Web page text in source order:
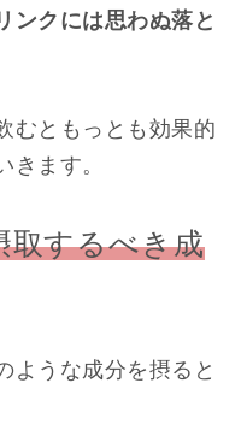
ンクには思わぬ落と
むともっとも効果的
きます。
取するべき成
ような成分を摂ると